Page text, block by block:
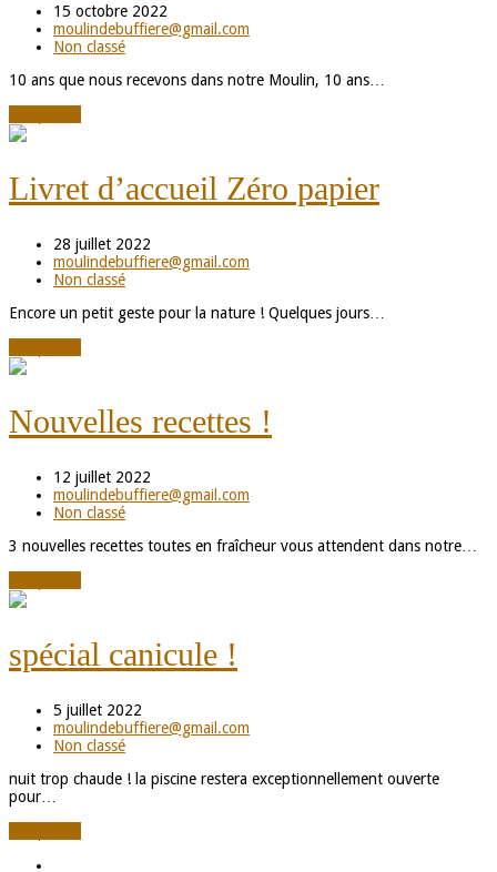
15 octobre 2022
moulindebuffiere@gmail.com
Non classé
10 ans que nous recevons dans notre Moulin, 10 ans…
Livret d’accueil Zéro papier
28 juillet 2022
moulindebuffiere@gmail.com
Non classé
Encore un petit geste pour la nature ! Quelques jours…
Nouvelles recettes !
12 juillet 2022
moulindebuffiere@gmail.com
Non classé
3 nouvelles recettes toutes en fraîcheur vous attendent dans notre…
spécial canicule !
5 juillet 2022
moulindebuffiere@gmail.com
Non classé
nuit trop chaude ! la piscine restera exceptionnellement ouverte
pour…